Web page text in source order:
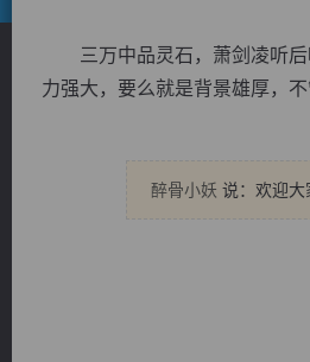
三万中品灵石，萧剑凌听后
力强大，要么就是背景雄厚，
醉骨小妖 说：欢迎大